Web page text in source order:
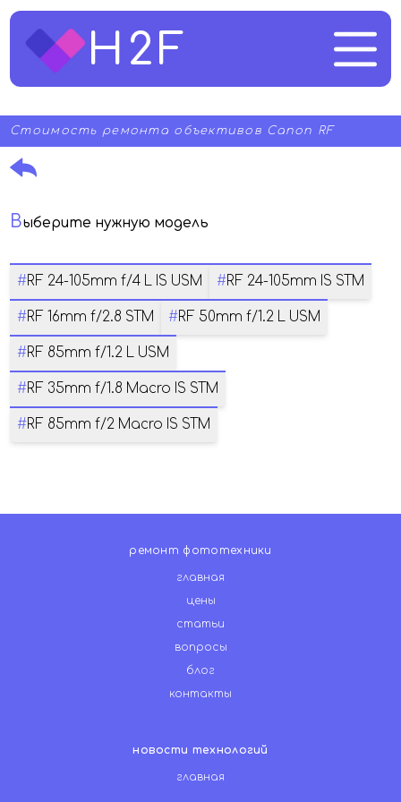
H2F
Стоимость ремонта объективов Canon RF
Выберите нужную модель
#RF 24-105mm f/4 L IS USM #RF 24-105mm IS STM
#RF 16mm f/2.8 STM #RF 50mm f/1.2 L USM
#RF 85mm f/1.2 L USM
#RF 35mm f/1.8 Macro IS STM
#RF 85mm f/2 Macro IS STM
ремонт фототехники
главная
цены
статьи
вопросы
блог
контакты
новости технологий
главная